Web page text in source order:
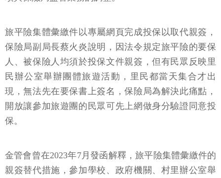
旅平險集體彙繳件以專屬網頁完成投保以取代親簽，
保險局副局長蔡火炎說明，因法令規定旅平險的要保
人、被保險人均須於投保文件親簽，但有民眾反映里
民辦公室舉辦團體旅遊活動，里民都當天集合才出
現，無法先在要保書上簽名，保險局為解決此痛點，
開放讓參加旅遊團的民眾可先上網做身分驗證同意投
保。
金管會曾在2023年7月發函解釋，旅平險集體彙繳件的
親簽替代措施，參加學校、政府機關、村里辦公室舉